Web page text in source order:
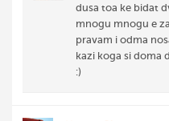
dusa toa ke bidat
mnogu mnogu e
pravam i odma
kazi koga si doma
:)